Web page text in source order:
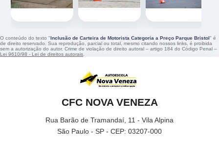
O conteúdo do texto "Inclusão de Carteira de Motorista Categoria a Preço Parque Bristol" é
de direito reservado. Sua reprodução, parcial ou total, mesmo citando nossos links, é proibida
sem a autorização do autor. Crime de violação de direito autoral – artigo 184 do Código Penal –
Lei 9610/98 - Lei de direitos autorais
CFC NOVA VENEZA
Rua Barão de Tramandaí, 11 - Vila Alpina
São Paulo - SP - CEP: 03207-000